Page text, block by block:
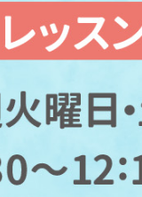
English. Click the
automatic
the top page.
However, if you use
version of this
translated
The translation may
original content. We